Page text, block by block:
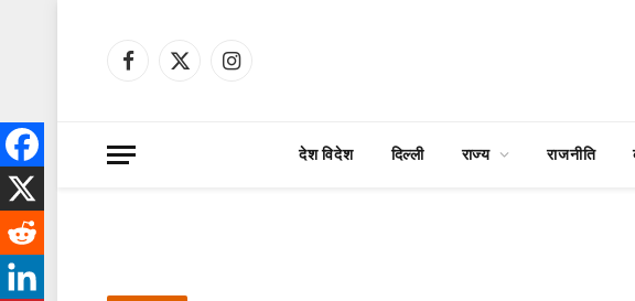
Facebook
X
Instagram
देश विदेश दिल्ली राज्य राजनीति